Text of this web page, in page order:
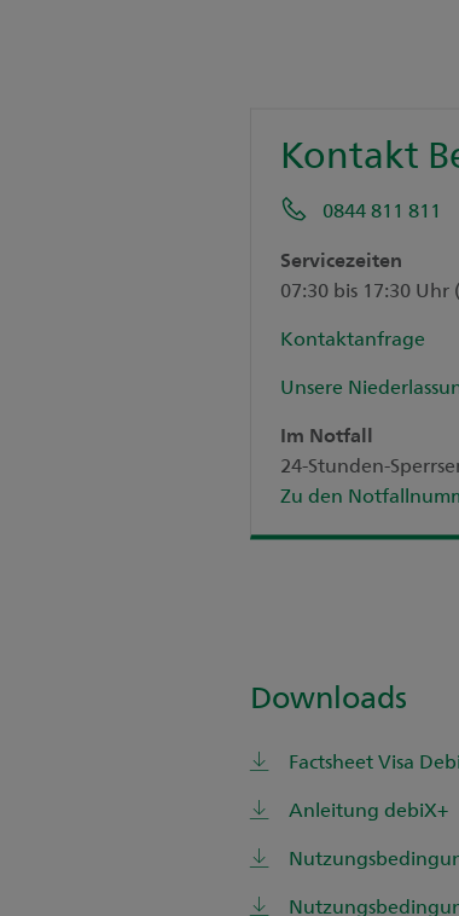
Kontakt
0844 811 811
Servicezeiten
07:30 bis 17:30
Kontaktanfrage
Unsere
Im Notfall
24-Stunden-
Zu den
Downloads
Factsheet Visa
Anleitung debiX+